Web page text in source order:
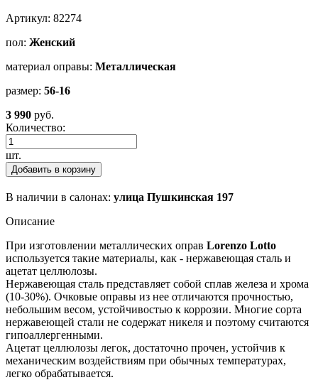
Артикул: 82274
пол: Женский
материал оправы: Металлическая
размер: 56-16
3 990 руб.
Количество:
шт.
Добавить в корзину
В наличии в салонах: улица Пушкинская 197
Описание
При изготовлении металлических оправ Lorenzo Lotto
используется такие материалы, как - нержавеющая сталь и
ацетат целлюлозы.
Нержавеющая сталь представляет собой сплав железа и хрома
(10-30%). Очковые оправы из нее отличаются прочностью,
небольшим весом, устойчивостью к коррозии. Многие сорта
нержавеющей стали не содержат никеля и поэтому считаются
гипоаллергенными.
Ацетат целлюлозы легок, достаточно прочен, устойчив к
механическим воздействиям при обычных температурах,
легко обрабатывается.